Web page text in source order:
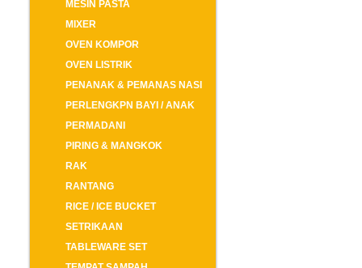
MESIN PASTA
MIXER
OVEN KOMPOR
OVEN LISTRIK
PENANAK & PEMANAS NASI
PERLENGKPN BAYI / ANAK
PERMADANI
PIRING & MANGKOK
RAK
RANTANG
RICE / ICE BUCKET
SETRIKAAN
TABLEWARE SET